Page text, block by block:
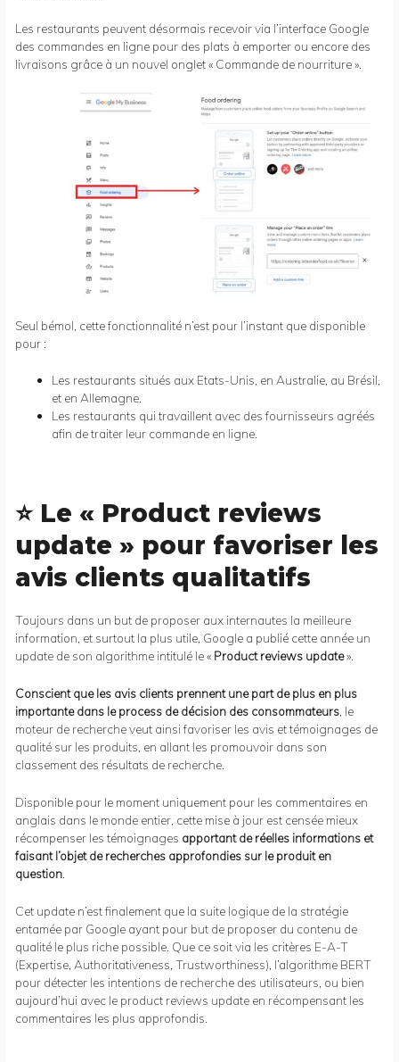
Les restaurants peuvent désormais recevoir via l’interface Google
des commandes en ligne pour des plats à emporter ou encore des
livraisons grâce à un nouvel onglet « Commande de nourriture ».
Seul bémol, cette fonctionnalité n’est pour l’instant que disponible
pour :
Les restaurants situés aux Etats-Unis, en Australie, au Brésil,
et en Allemagne.
Les restaurants qui travaillent avec des fournisseurs agréés
afin de traiter leur commande en ligne.
⭐ Le « Product reviews
update » pour favoriser les
avis clients qualitatifs
Toujours dans un but de proposer aux internautes la meilleure
information, et surtout la plus utile, Google a publié cette année un
update de son algorithme intitulé le « Product reviews update».
Conscient que les avis clients prennent une part de plus en plus
importante dans le process de décision des consommateurs , le
moteur de recherche veut ainsi favoriser les avis et témoignages de
qualité sur les produits, en allant les promouvoir dans son
classement des résultats de recherche.
Disponible pour le moment uniquement pour les commentaires en
anglais dans le monde entier, cette mise à jour est censée mieux
récompenser les témoignages apportant de réelles informations et
faisant l’objet de recherches approfondies sur le produit en
question
Cet update n’est finalement que la suite logique de la stratégie
entamée par Google ayant pour but de proposer du contenu de
qualité le plus riche possible. Que ce soit via les critères E-A-T
(Expertise, Authoritativeness, Trustworthiness), l’algorithme BERT
pour détecter les intentions de recherche des utilisateurs, ou bien
aujourd’hui avec le product reviews update en récompensant les
commentaires les plus approfondis.